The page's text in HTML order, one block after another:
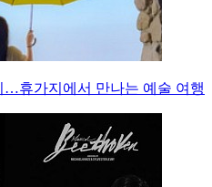
…휴가지에서 만나는 예술 여행